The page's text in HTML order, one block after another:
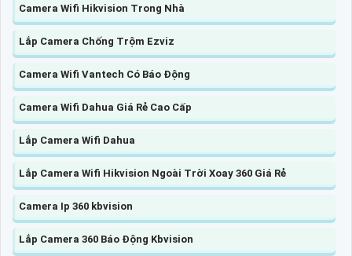
Camera Wifi Hikvision Trong Nhà
Lắp Camera Chống Trộm Ezviz
Camera Wifi Vantech Có Báo Động
Camera Wifi Dahua Giá Rẻ Cao Cấp
Lắp Camera Wifi Dahua
Lắp Camera Wifi Hikvision Ngoài Trời Xoay 360 Giá Rẻ
Camera Ip 360 kbvision
Lắp Camera 360 Báo Động Kbvision